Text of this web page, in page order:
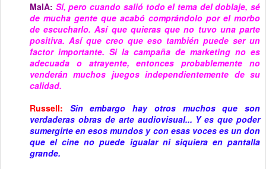
MaIA: Sí, pero cuando salió todo el tema del doblaje, sé
de mucha gente que acabó comprándolo por el morbo
de escucharlo. Así que quieras que no tuvo una parte
positiva. Así que creo que eso también puede ser un
factor importante. Si la campaña de marketing no es
adecuada o atrayente, entonces probablemente no
venderán muchos juegos independientemente de su
calidad.
Russell:
Sin embargo hay otros muchos que son
verdaderas obras de arte audiovisual... Y es que poder
sumergirte en esos mundos y con esas voces es un don
que el cine no puede igualar ni siquiera en pantalla
grande.